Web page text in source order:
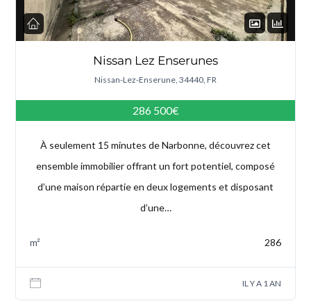
Nissan Lez Enserunes
Nissan-Lez-Enserune, 34440, FR
286 500€
À seulement 15 minutes de Narbonne, découvrez cet
ensemble immobilier offrant un fort potentiel, composé
d’une maison répartie en deux logements et disposant
d’une…
m² 286
IL Y A 1 AN